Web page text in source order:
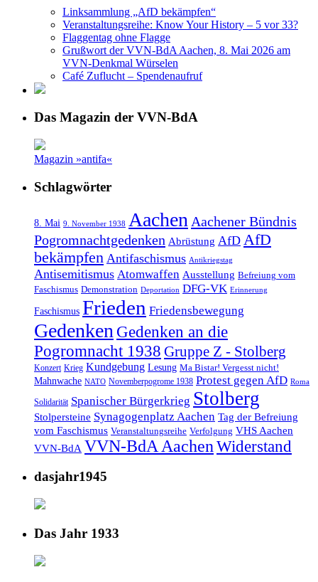
Linksammlung „AfD bekämpfen“
Veranstaltungsreihe: Know Your History – 5 vor 33?
Flaggentag ohne Flagge
Grußwort der VVN-BdA Aachen, 8. Mai 2026 am
VVN-Denkmal Würselen
Café Zuflucht – Spendenaufruf
Das Magazin der VVN-BdA
Magazin »antifa«
Schlagwörter
8. Mai 9. November 1938 Aachen Aachener Bündnis
Pogromnachtgedenken Abrüstung AfD AfD
bekämpfen Antifaschismus Antikriegstag
Antisemitismus Atomwaffen Ausstellung Befreiung vom
Faschismus Demonstration Deportation DFG-VK Erinnerung
Faschismus Frieden Friedensbewegung
Gedenken Gedenken an die
Pogromnacht 1938 Gruppe Z - Stolberg
Konzert Krieg Kundgebung Lesung Ma Bistar! Vergesst nicht!
Mahnwache NATO Novemberpogrome 1938 Protest gegen AfD Roma
Solidarität Spanischer Bürgerkrieg Stolberg
Stolpersteine Synagogenplatz Aachen Tag der Befreiung
vom Faschismus Veranstaltungsreihe Verfolgung VHS Aachen
VVN-BdA VVN-BdA AachenWiderstand
dasjahr1945
Das Jahr 1933